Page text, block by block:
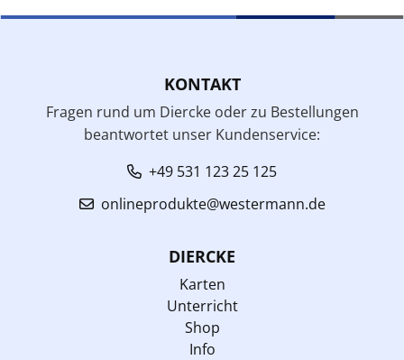
KONTAKT
Fragen rund um Diercke oder zu Bestellungen
beantwortet unser Kundenservice:
+49 531 123 25 125
onlineprodukte@westermann.de
DIERCKE
Karten
Unterricht
Shop
Info